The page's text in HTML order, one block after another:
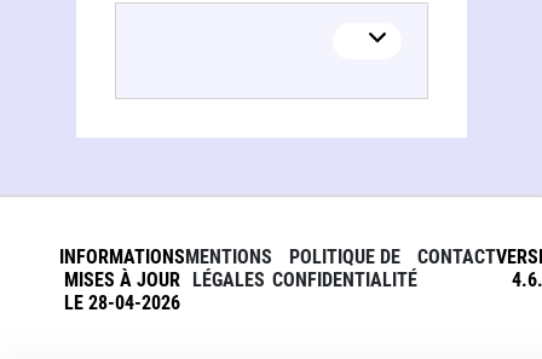
INFORMATIONS
MISES À JOUR
LE 28-04-2026
MENTIONS
LÉGALES
POLITIQUE DE
CONFIDENTIALITÉ
CONTACT